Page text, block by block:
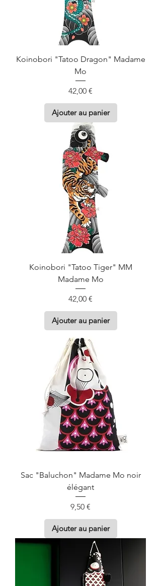
Koinobori "Tatoo Dragon" Madame
Mo
Prix
42,00 €
Ajouter au panier
Koinobori "Tatoo Tiger" MM
Madame Mo
Prix
42,00 €
Ajouter au panier
Sac "Baluchon" Madame Mo noir
élégant
Prix
9,50 €
Ajouter au panier